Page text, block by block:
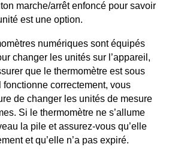
marche/arrêt enfoncé pour savoir
est une option.
numériques sont équipés
changer les unités sur l’appareil,
que le thermomètre est sous
fonctionne correctement, vous
de changer les unités de mesure
Si le thermomètre ne s’allume
la pile et assurez-vous qu’elle
et qu’elle n’a pas expiré.